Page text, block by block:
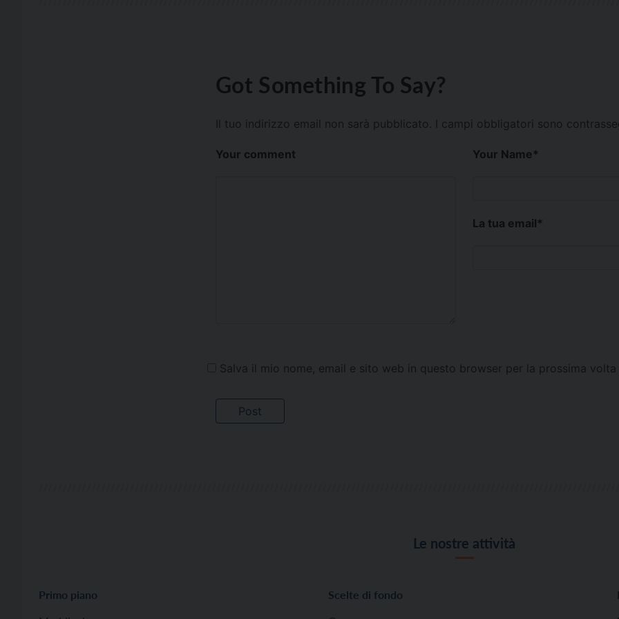
Got Something To Say?
Il tuo indirizzo email non sarà pubblicato. I campi obbligatori sono
Your comment Your Name*
La tua email*
Salva il mio nome, email e sito web in questo browser per la prossima
Le nostre attività
Primo piano
Scelte di fondo